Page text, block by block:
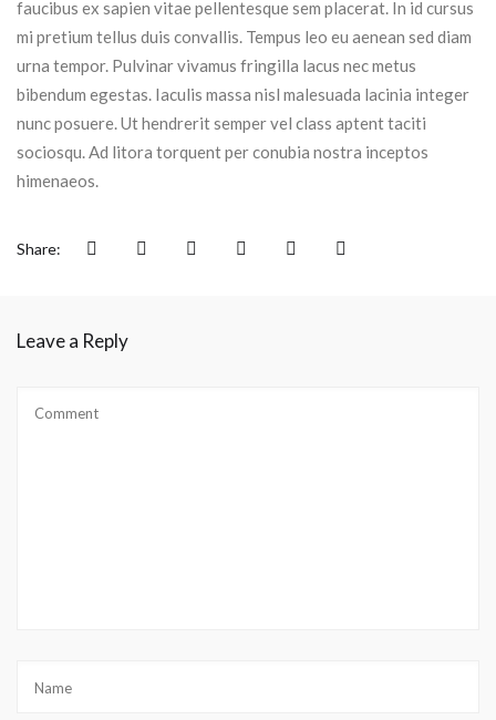
faucibus ex sapien vitae pellentesque sem placerat. In id cursus
mi pretium tellus duis convallis. Tempus leo eu aenean sed diam
urna tempor. Pulvinar vivamus fringilla lacus nec metus
bibendum egestas. Iaculis massa nisl malesuada lacinia integer
nunc posuere. Ut hendrerit semper vel class aptent taciti
sociosqu. Ad litora torquent per conubia nostra inceptos
himenaeos.
Share:
Leave a Reply